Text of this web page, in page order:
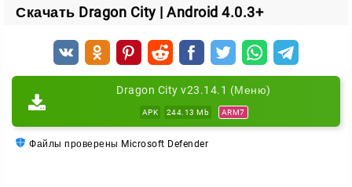
Скачать Dragon City | Android 4.0.3+
Dragon City v23.14.1 (Меню)
APK 244.13 Mb ARM7
Файлы проверены Microsoft Defender